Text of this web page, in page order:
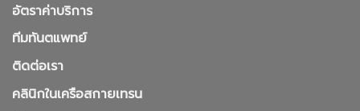
อัตราค่าบริการ
ทีมทันตแพทย์
ติดต่อเรา
คลินิกในเครือสกายเทรน